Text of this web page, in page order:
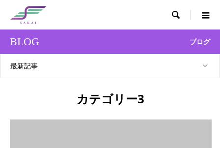

BLOG ブログ
最新記事
カテゴリー3